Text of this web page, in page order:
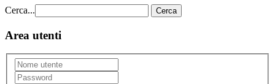
Cerca... Cerca
Area utenti